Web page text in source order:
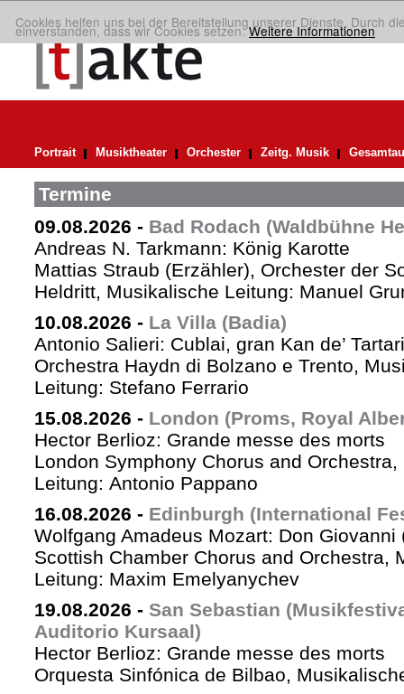
Cookies helfen uns bei der Bereitstellung unserer Dienste. Durch
einverstanden, dass wir Cookies setzen.Weitere Informationen
Portrait Musiktheater Orchester Zeitg. Musik
Termine
09.08.2026 - Bad Rodach (Waldbühne
Andreas N. Tarkmann: König Karotte
Mattias Straub (Erzähler), Orchester der
Heldritt, Musikalische Leitung: Manuel
10.08.2026 - La Villa (Badia)
Antonio Salieri: Cublai, gran Kan de’
Orchestra Haydn di Bolzano e Trento,
Leitung: Stefano Ferrario
15.08.2026 - London (Proms, Royal
Hector Berlioz: Grande messe des morts
London Symphony Chorus and
Leitung: Antonio Pappano
16.08.2026 - Edinburgh (International
Wolfgang Amadeus Mozart: Don Giovanni
Scottish Chamber Chorus and Orchestra,
Leitung: Maxim Emelyanychev
19.08.2026 - San Sebastian
Auditorio Kursaal)
Hector Berlioz: Grande messe des morts
Orquesta Sinfónica de Bilbao,